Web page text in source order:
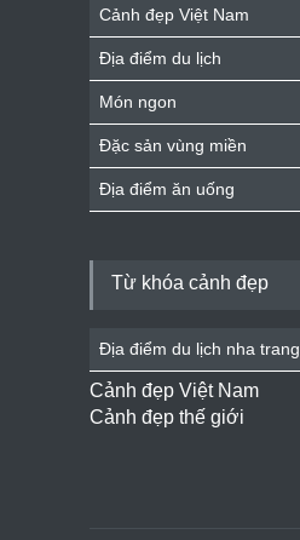
Cảnh đẹp Việt Nam
Địa điểm du lịch
Món ngon
Đặc sản vùng miền
Địa điểm ăn uống
Từ khóa cảnh đẹp
Địa điểm du lịch nha trang
Cảnh đẹp Việt Nam
Cảnh đẹp thế giới